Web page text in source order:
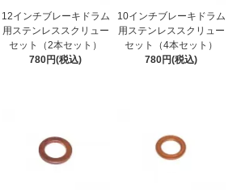
12インチブレーキドラム
用ステンレススクリュー
セット（2本セット）
780円(税込)
10インチブレーキドラム
用ステンレススクリュー
セット（4本セット）
780円(税込)